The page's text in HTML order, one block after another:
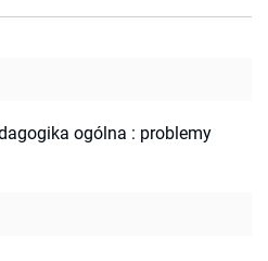
ogólna : problemy